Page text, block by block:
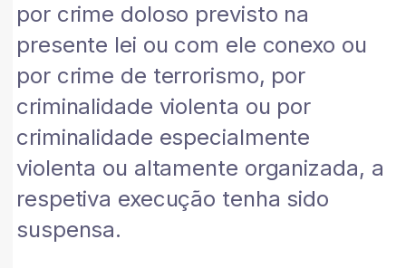
por crime doloso previsto na
presente lei ou com ele conexo ou
por crime de terrorismo, por
criminalidade violenta ou por
criminalidade especialmente
violenta ou altamente organizada, a
respetiva execução tenha sido
suspensa.